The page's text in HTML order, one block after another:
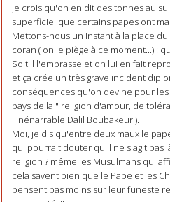
Je crois qu'on en dit des tonnes au
superficiel que certains papes ont
Mettons-nous un instant à la place
coran ( on le piège à ce moment...) :
Soit il l'embrasse et on lui en fait
et ça crée un très grave incident
conséquences qu'on devine pour
pays de la " religion d'amour, de
l'inénarrable Dalil Boubakeur ).
Moi, je dis qu'entre deux maux le
qui pourrait douter qu'il ne s'agit pas
religion ? même les Musulmans qui
cela savent bien que le Pape et les
pensent pas moins sur leur funeste